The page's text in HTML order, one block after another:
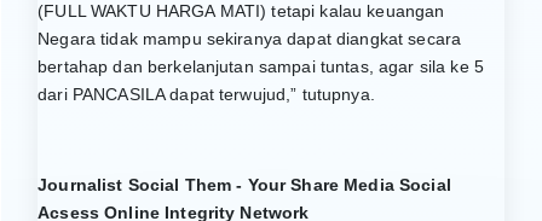
(FULL WAKTU HARGA MATI) tetapi kalau keuangan
Negara tidak mampu sekiranya dapat diangkat secara
bertahap dan berkelanjutan sampai tuntas, agar sila ke 5
dari PANCASILA dapat terwujud,” tutupnya.
Journalist Social Them - Your Share Media Social
Acsess Online Integrity Network